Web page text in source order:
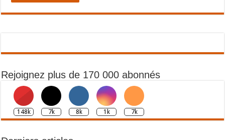
Rejoignez plus de 170 000 abonnés
148k 7k 8k 1k 7k